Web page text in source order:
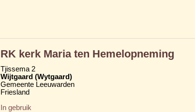
RK kerk Maria ten Hemelopneming
Tjissema 2
Wijtgaard (Wytgaard)
Gemeente Leeuwarden
Friesland
In gebruik